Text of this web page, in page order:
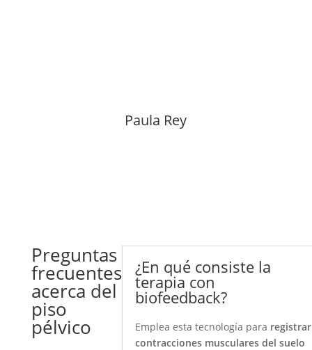
Paula Rey
Preguntas
frecuentes
acerca del
piso
pélvico
¿En qué consiste la
terapia con
biofeedback?
Emplea esta tecnología para registrar
contracciones musculares del suelo